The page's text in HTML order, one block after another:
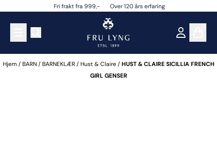
Hopp til innholdFri frakt fra 999,- Over 120 års erfaring
Hjem /BARN/BARNEKLÆR/Hust & Claire/HUST & CLAIRE SICILLIA FRENCH
GIRL GENSER